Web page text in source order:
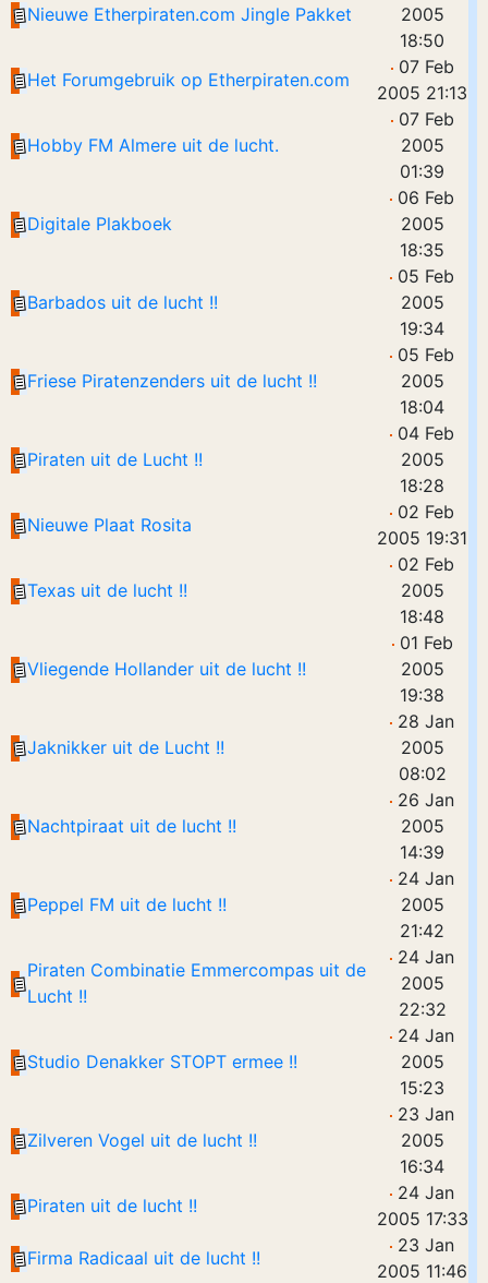
Nieuwe Etherpiraten.com Jingle Pakket
2005
18:50
Het Forumgebruik op Etherpiraten.com
07 Feb
2005 21:13
Hobby FM Almere uit de lucht.
07 Feb
2005
01:39
Digitale Plakboek
06 Feb
2005
18:35
Barbados uit de lucht !!
05 Feb
2005
19:34
Friese Piratenzenders uit de lucht !!
05 Feb
2005
18:04
Piraten uit de Lucht !!
04 Feb
2005
18:28
Nieuwe Plaat Rosita
02 Feb
2005 19:31
Texas uit de lucht !!
02 Feb
2005
18:48
Vliegende Hollander uit de lucht !!
01 Feb
2005
19:38
Jaknikker uit de Lucht !!
28 Jan
2005
08:02
Nachtpiraat uit de lucht !!
26 Jan
2005
14:39
Peppel FM uit de lucht !!
24 Jan
2005
21:42
Piraten Combinatie Emmercompas uit de
Lucht !!
24 Jan
2005
22:32
Studio Denakker STOPT ermee !!
24 Jan
2005
15:23
Zilveren Vogel uit de lucht !!
23 Jan
2005
16:34
Piraten uit de lucht !!
24 Jan
2005 17:33
Firma Radicaal uit de lucht !!
23 Jan
2005 11:46